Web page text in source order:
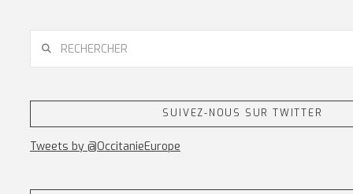
SUIVEZ-NOUS SUR TWITTER
Tweets by @OccitanieEurope